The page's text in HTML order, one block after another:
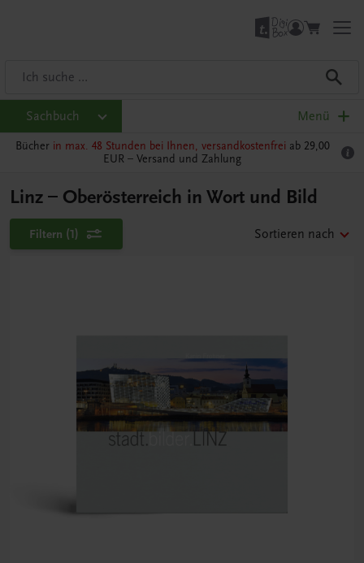
Sachbuch Menü
Bücher in max. 48 Stunden bei Ihnen, versandkostenfrei ab 29,00
EUR – Versand und Zahlung
Linz – Oberösterreich in Wort und Bild
Filtern (1) Sortieren nach